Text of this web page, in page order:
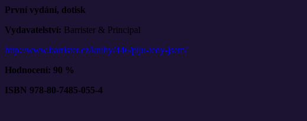
První vydání, dotisk
Vydavatelství: Barrister & Principal
http://www.barrister.cz/knihy/446/piju-tedy-jsem/
Hodnocení: 90 %
ISBN 978-80-7485-055-4